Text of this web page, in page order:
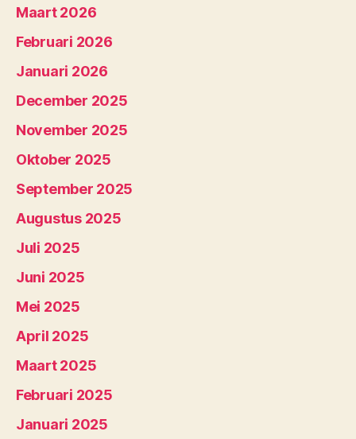
Maart 2026
Februari 2026
Januari 2026
December 2025
November 2025
Oktober 2025
September 2025
Augustus 2025
Juli 2025
Juni 2025
Mei 2025
April 2025
Maart 2025
Februari 2025
Januari 2025